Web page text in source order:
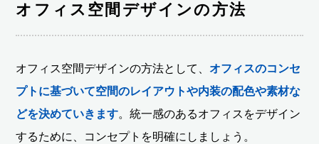
オフィス空間デザインの方法
オフィス空間デザインの方法として、 オフィスのコンセ
プトに基づいて空間のレイアウトや内装の配色や素材な
どを決めていきます。統一感のあるオフィスをデザイン
するために、コンセプトを明確にしましょう。